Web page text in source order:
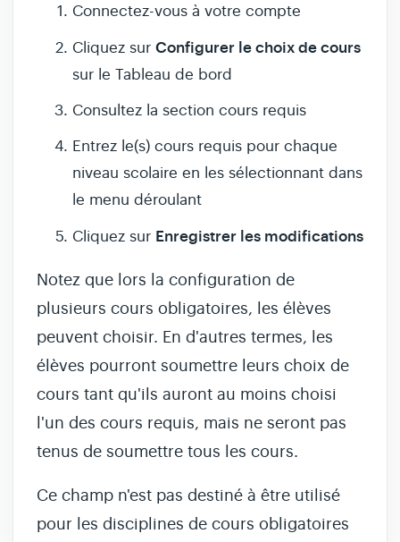
Connectez-vous à votre compte
Cliquez sur Configurer le choix de cours
sur le Tableau de bord
Consultez la section cours requis
Entrez le(s) cours requis pour chaque
niveau scolaire en les sélectionnant dans
le menu déroulant
Cliquez sur Enregistrer les modifications
Notez que lors la configuration de
plusieurs cours obligatoires, les élèves
peuvent choisir. En d'autres termes, les
élèves pourront soumettre leurs choix de
cours tant qu'ils auront au moins choisi
l'un des cours requis, mais ne seront pas
tenus de soumettre tous les cours.
Ce champ n'est pas destiné à être utilisé
pour les disciplines de cours obligatoires